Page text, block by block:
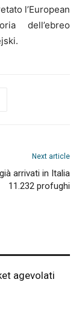
l’European
dell’ebreo
Next article
arrivati in Italia
11.232 profughi
agevolati